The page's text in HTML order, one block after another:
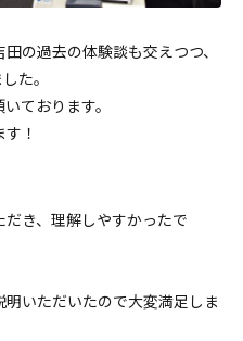
の過去の体験談も交えつつ、
た。
ております。
！
だき、理解しやすかったで
明いただいたので大変満足しま